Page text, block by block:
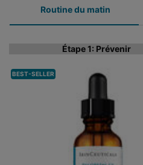
Routine du matin
Étape 1: Prévenir
BEST-SELLER